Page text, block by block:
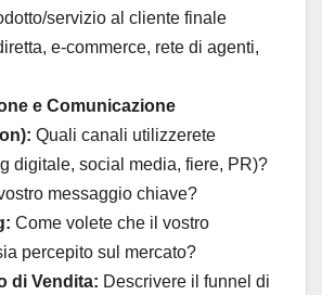
servizio al cliente finale
e-commerce, rete di agenti,
e Comunicazione
Quali canali utilizzerete
digitale, social media, fiere, PR)?
messaggio chiave?
Come volete che il vostro
percepito sul mercato?
di Vendita: Descrivere il funnel di